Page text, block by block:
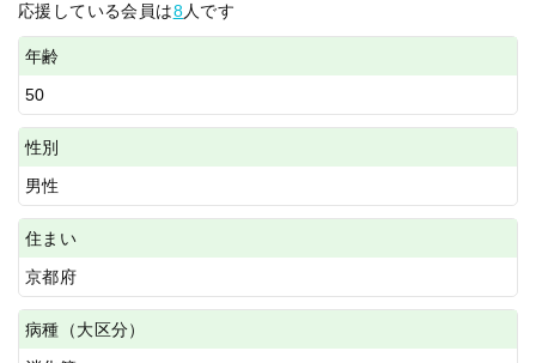
応援している会員は8人です
年齢
50
性別
男性
住まい
京都府
病種（大区分）